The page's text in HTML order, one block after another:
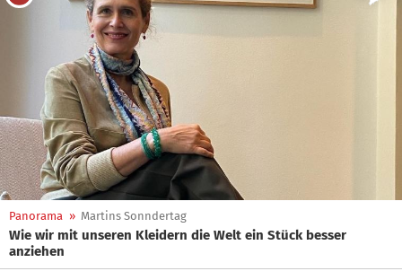
Panorama » Martins Sonndertag
Wie wir mit unseren Kleidern die Welt ein Stück besser
anziehen